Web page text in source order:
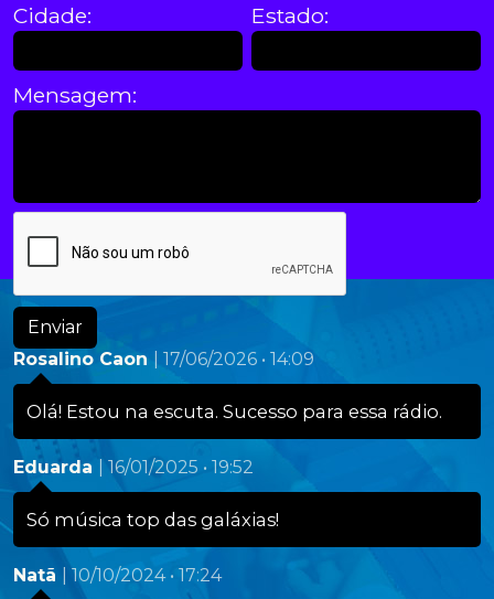
Cidade: Estado:
Mensagem:
Enviar
Rosalino Caon
| 17/06/2026 • 14:09
Olá! Estou na escuta. Sucesso para essa rádio.
Eduarda | 16/01/2025 • 19:52
Só música top das galáxias!
Natã | 10/10/2024 • 17:24